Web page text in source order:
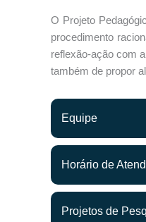
O Projeto
procedimento
reflexão-ação com
também de propor
Equipe
Horário de
Projetos de